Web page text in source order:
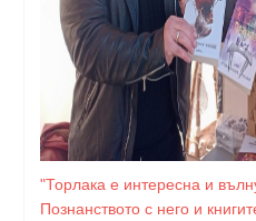
"Торлака е интересна и
Познанството с него и